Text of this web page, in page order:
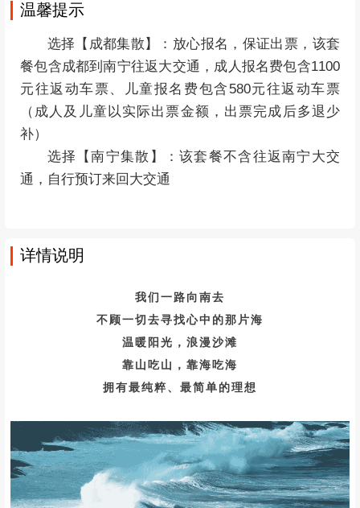
温馨提示
选择【成都集散】： 放心报名，保证出票， 该套
餐包含成都到南宁往返大交通，成人报名费包含1100
元往返动车票、儿童报名费包含580元往返动车票
（成人及儿童以实际出票金额，出票完成后多退少
补）
选择【南宁集散】：该套餐不含往返南宁大交
通，自行预订来回大交通
详情说明
我们一路向南去
不顾一切去寻找心中的那片海
温暖阳光，浪漫沙滩
靠山吃山，靠海吃海
拥有最纯粹、最简单的理想